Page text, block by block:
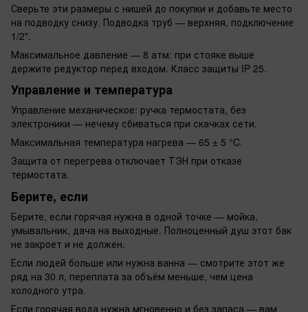
Сверьте эти размеры с нишей до покупки и добавьте место
на подводку снизу. Подводка труб — верхняя, подключение
1/2".
Максимальное давление — 8 атм: при стояке выше
держите редуктор перед входом. Класс защиты IP 25.
Управление и температура
Управление механическое: ручка термостата, без
электроники — нечему сбиваться при скачках сети.
Максимальная температура нагрева — 65 ± 5 °C.
Защита от перегрева отключает ТЭН при отказе
термостата.
Берите, если
Берите, если горячая нужна в одной точке — мойка,
умывальник, дача на выходные. Полноценный душ этот бак
не закроет и не должен.
Если людей больше или нужна ванна — смотрите этот же
ряд на 30 л, переплата за объём меньше, чем цена
холодного утра.
Если горячая вода нужна мгновенно и без запаса — вам